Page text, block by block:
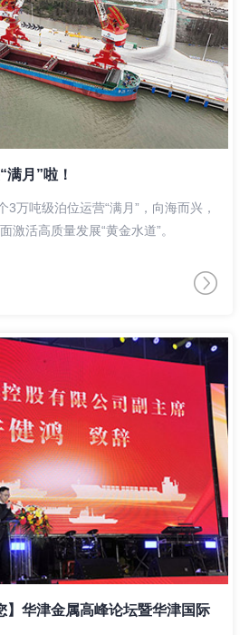
满月”啦！
万吨级泊位运营“满月”，向海而兴，
激活高质量发展“黄金水道”。
】华津金属高峰论坛暨华津国际